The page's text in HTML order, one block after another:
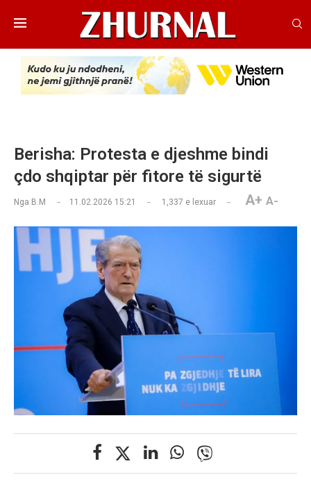
Berisha: Protesta e djeshme bindi
çdo shqiptar për fitore të sigurtë
Nga B.M 11.02.2026 15:21 1,337 e lexuar A+ A-